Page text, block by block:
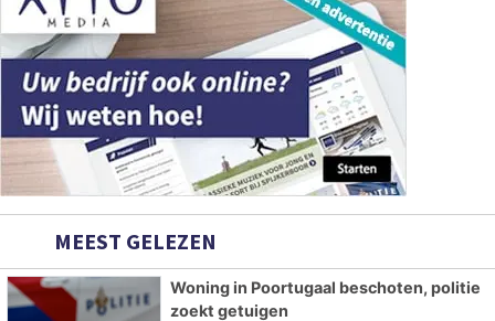
MEEST GELEZEN
Woning in Poortugaal beschoten, politie
zoekt getuigen